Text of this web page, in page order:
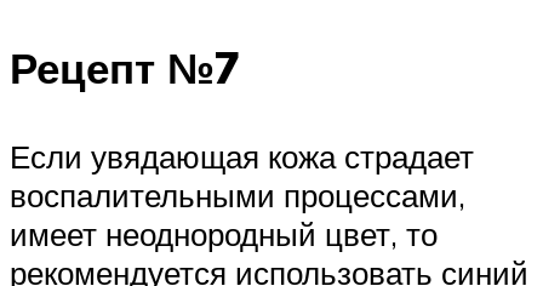
Рецепт №7
Если увядающая кожа страдает
воспалительными процессами,
имеет неоднородный цвет, то
рекомендуется использовать синий